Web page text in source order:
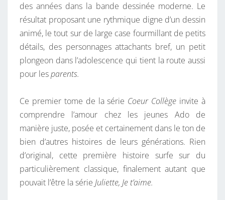
des années dans la bande dessinée moderne. Le
résultat proposant une rythmique digne d’un dessin
animé, le tout sur de large case fourmillant de petits
détails, des personnages attachants bref, un petit
plongeon dans l’adolescence qui tient la route aussi
pour lesparents.
Ce premier tome de la série Coeur Collège invite à
comprendre l’amour chez les jeunes Ado de
manière juste, posée et certainement dans le ton de
bien d’autres histoires de leurs générations. Rien
d’original, cette première histoire surfe sur du
particulièrement classique, finalement autant que
pouvait l’être la série Juliette, Je t’aime.